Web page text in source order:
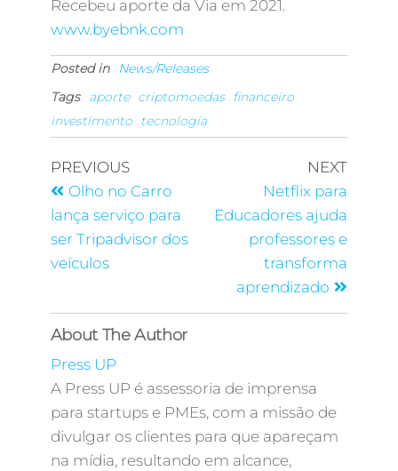
Recebeu aporte da Via em 2021.
www.byebnk.com
Posted in
News/Releases
Tags
aporte criptomoedas financeiro
investimento
tecnologia
PREVIOUS
Olho no Carro
lança serviço para
ser Tripadvisor dos
veículos
NEXT
Netflix para
Educadores ajuda
professores e
transforma
aprendizado
About The Author
Press UP
A Press UP é assessoria de imprensa
para startups e PMEs, com a missão de
divulgar os clientes para que apareçam
na mídia, resultando em alcance,